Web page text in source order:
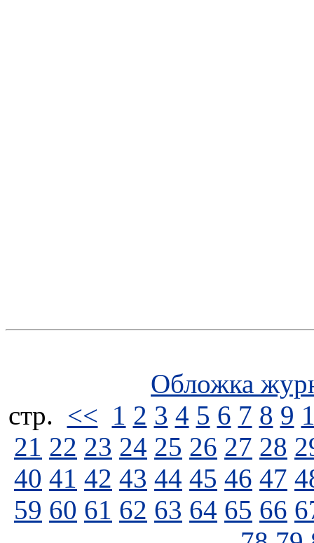
Обложка
стp. << 1 2 3 4 5 6 7 8 9
21 22 23 24 25 26 27 28
40 41 42 43 44 45 46 47
59 60 61 62 63 64 65 66